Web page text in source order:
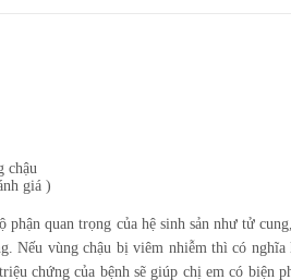
chậu
giá )
phận quan trọng của hệ sinh sản như tử
Nếu vùng chậu bị viêm nhiễm thì có nghĩa
chứng của bệnh sẽ giúp chị em có biện